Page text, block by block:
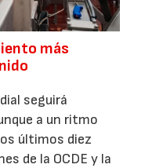
más
seguirá
a un ritmo
últimos diez
de la OCDE y la